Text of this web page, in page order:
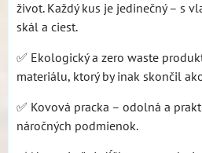
život. Každý kus je jedinečný – s
skál a ciest.
✅ Ekologický a zero waste
materiálu, ktorý by inak skončil
✅ Kovová pracka – odolná a
náročných podmienok.